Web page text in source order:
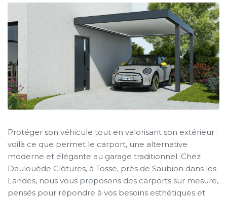
Protéger son véhicule tout en valorisant son extérieur :
voilà ce que permet le carport, une alternative
moderne et élégante au garage traditionnel. Chez
Daulouède Clôtures, à Tosse, près de Saubion dans les
Landes, nous vous proposons des carports sur mesure,
pensés pour répondre à vos besoins esthétiques et